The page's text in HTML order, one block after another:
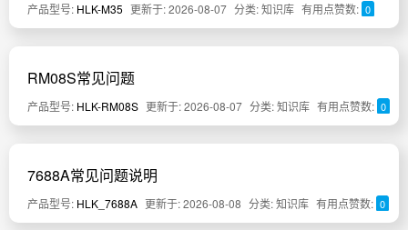
产品型号: HLK-M35 更新于: 2026-08-07 分类: 知识库 有用点赞数: 0
RM08S常见问题
产品型号: HLK-RM08S 更新于: 2026-08-07 分类: 知识库 有用点赞数: 0
7688A常见问题说明
产品型号: HLK_7688A 更新于: 2026-08-08 分类: 知识库 有用点赞数: 0